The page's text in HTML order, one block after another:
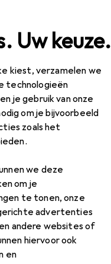
Uw keuze.
kiest, verzamelen we
technologieën
je gebruik van onze
om je bijvoorbeeld
zoals het
we deze
om je
te tonen, onze
advertenties
andere websites of
hiervoor ook
en
Klussen + Tuin